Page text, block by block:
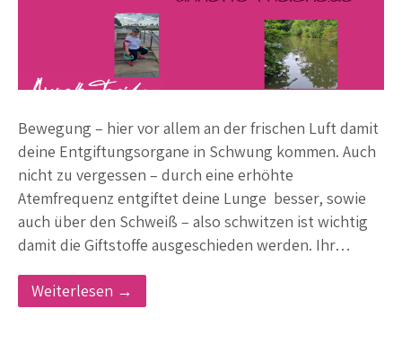
Bewegung – hier vor allem an der frischen Luft damit
deine Entgiftungsorgane in Schwung kommen. Auch
nicht zu vergessen – durch eine erhöhte
Atemfrequenz entgiftet deine Lunge besser, sowie
auch über den Schweiß – also schwitzen ist wichtig
damit die Giftstoffe ausgeschieden werden. Ihr…
Weiterlesen →